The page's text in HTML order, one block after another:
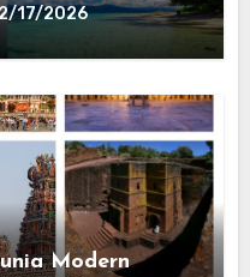
17/2026
Modern